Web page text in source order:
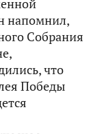
напомнил,
Собрания
что
Победы